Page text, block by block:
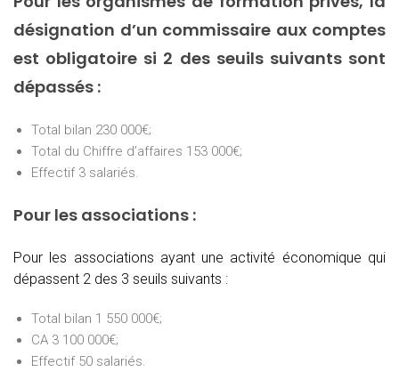
désignation d’un commissaire aux comptes
est obligatoire si 2 des seuils suivants sont
dépassés :
Total bilan 230 000€;
Total du Chiffre d’affaires 153 000€;
Effectif 3 salariés.
Pour les associations :
Pour les associations ayant une activité économique qui
dépassent 2 des 3 seuils suivants :
Total bilan 1 550 000€;
CA 3 100 000€;
Effectif 50 salariés.